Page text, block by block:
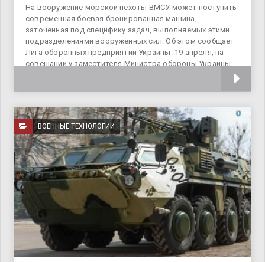
На вооружение морской пехоты ВМСУ может поступить
современная боевая бронированная машина,
заточенная под специфику задач, выполняемых этими
подразделениями вооруженных сил. Об этом сообщает
Лига оборонных предприятий Украины. 19 апреля, на
совещании у заместителя Министра обороны Украины
ВОЕННЫЕ ТЕХНОЛОГИИ